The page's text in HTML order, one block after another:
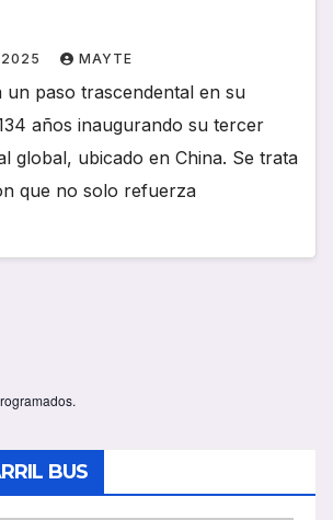
2025 MAYTE
un paso trascendental en su
años inaugurando su tercer
global, ubicado en China. Se trata
que no solo refuerza
BUS